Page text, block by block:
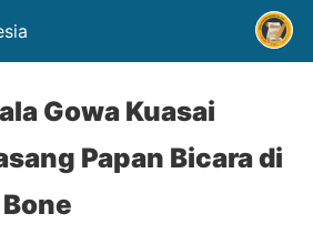
Gowa Kuasai
Papan Bicara di